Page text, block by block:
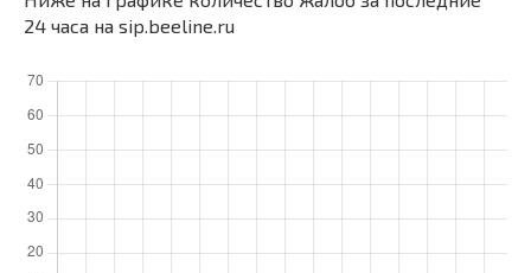
24 часа на sip.beeline.ru